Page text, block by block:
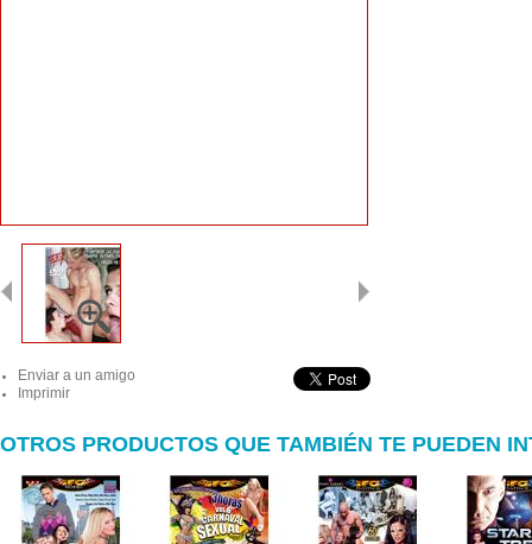
Enviar a un amigo
Imprimir
OTROS PRODUCTOS QUE TAMBIÉN TE PUEDEN